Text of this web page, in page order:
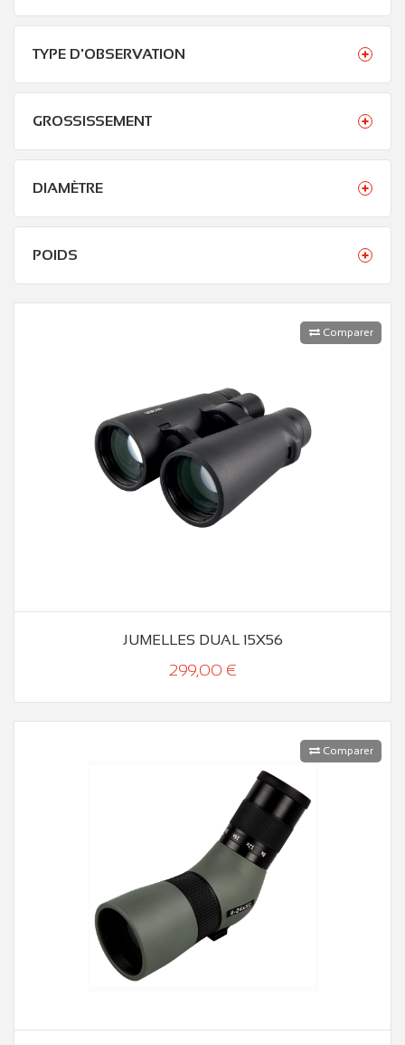
TYPE D'OBSERVATION
GROSSISSEMENT
DIAMÈTRE
POIDS
Comparer
JUMELLES DUAL 15X56
299,00 €
Comparer